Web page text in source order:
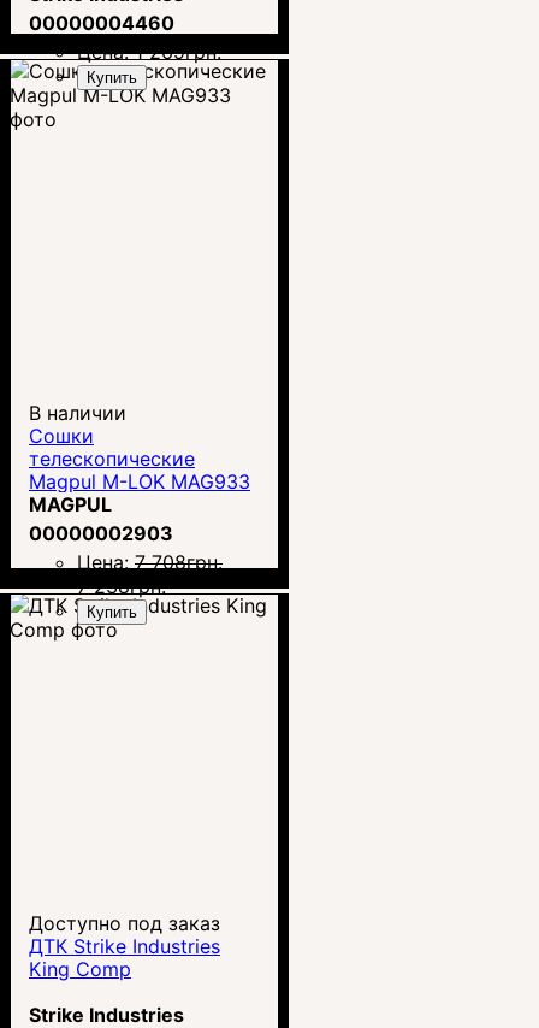
00000004460
Цена:1 269грн.
Купить
В наличии
Сошки
телескопические
Magpul M-LOK MAG933
MAGPUL
00000002903
Цена: 7 708грн.
7 238грн.
Купить
Доступно под заказ
ДТК Strike Industries
King Comp
Strike Industries